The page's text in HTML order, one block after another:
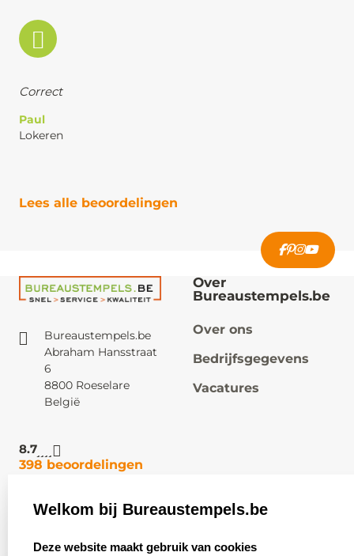
Correct
Paul
Lokeren
Lees alle beoordelingen
Bureaustempels.be
Abraham Hansstraat
6
8800 Roeselare
België
8.7
398 beoordelingen
Over
Bureaustempels.be
Over ons
Bedrijfsgegevens
Vacatures
Klantenservice:
Contact
Zakelijk:
Aanvraag op maat
Welkom bij Bureaustempels.be
Deze website maakt gebruik van cookies